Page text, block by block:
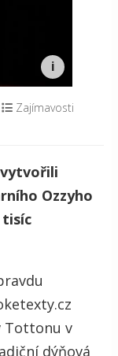
Zajímavosti
vytvořili
Ozzyho
tisíc
Tottonu v
dýňová